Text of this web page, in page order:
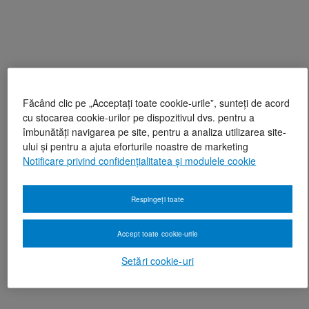
Făcând clic pe „Acceptați toate cookie-urile”, sunteți de acord
cu stocarea cookie-urilor pe dispozitivul dvs. pentru a
îmbunătăți navigarea pe site, pentru a analiza utilizarea site-
ului și pentru a ajuta eforturile noastre de marketing
Notificare privind confidențialitatea și modulele cookie
Setări cookie-uri
Respingeți toate
Accept toate cookie-urile